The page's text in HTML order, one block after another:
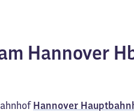
Hannover
Hannover